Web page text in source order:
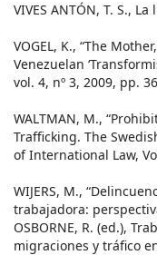
VIVES ANTÓN, T. S.,
VOGEL, K., “The
Venezuelan
vol. 4, nº 3, 2009, pp.
WALTMAN, M.,
Trafficking. The
of International Law,
WIJERS, M.,
trabajadora:
OSBORNE, R. (ed.),
migraciones y tráfico